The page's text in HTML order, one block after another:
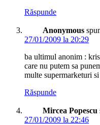
Răspunde
Anonymous
27/01/2009 la 20:29
ba ultimul anonim :
care nu putem sa
multe supermarketuri
Răspunde
Mircea Popescu
27/01/2009 la 22:46